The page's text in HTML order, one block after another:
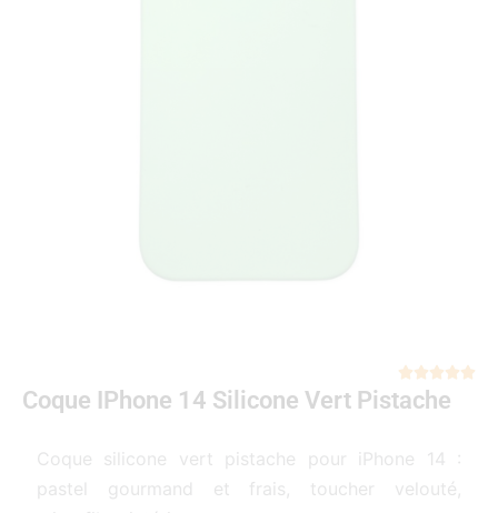

Coque IPhone 14 Silicone Vert Pistache
Coque silicone vert pistache pour iPhone 14 :
pastel gourmand et frais, toucher velouté,